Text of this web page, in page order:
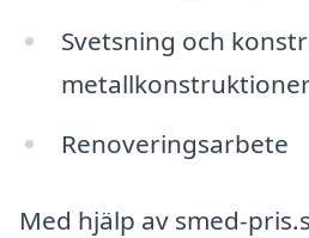
Svetsning och
Renoveringsarbete
Med hjälp av smed-